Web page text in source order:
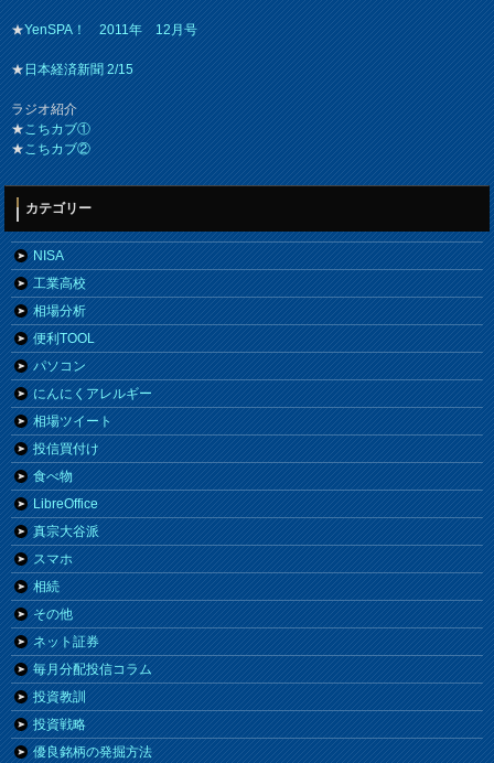
★YenSPA！ 2011年 12月号
★日本経済新聞 2/15
ラジオ紹介
★こちカブ①
★こちカブ②
カテゴリー
NISA
工業高校
相場分析
便利TOOL
パソコン
にんにくアレルギー
相場ツイート
投信買付け
食べ物
LibreOffice
真宗大谷派
スマホ
相続
その他
ネット証券
毎月分配投信コラム
投資教訓
投資戦略
優良銘柄の発掘方法